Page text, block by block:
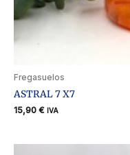
Fregasuelos
ASTRAL 7 X7
15,90 € IVA